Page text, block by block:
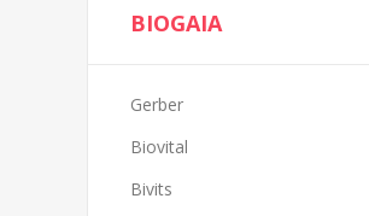
BIOGAIA
Gerber
Biovital
Bivits